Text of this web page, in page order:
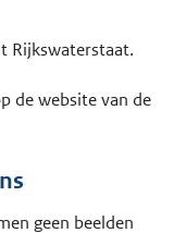
Rijkswaterstaat.
de website van de
geen beelden